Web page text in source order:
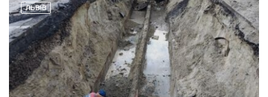
ЛЬВІВ